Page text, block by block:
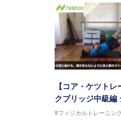
【コア・ケツトレ
クブリッジ中級
#フィジカルトレーニン